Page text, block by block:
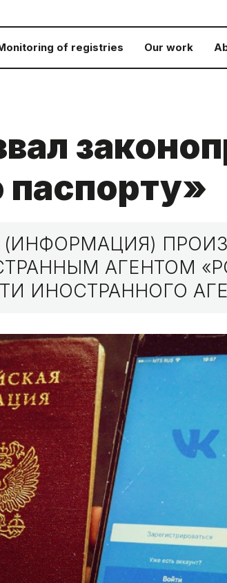
of registries Our work
паспорту»
АГЕНТОМ
ИНОСТРАННОГО